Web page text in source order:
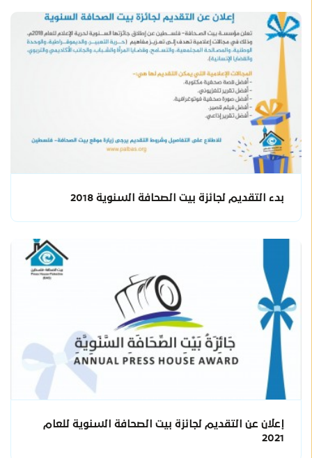
بدء التقديم لجائزة بيت الصحافة السنوية 2018
إعلان عن التقديم لجائزة بيت الصحافة السنوية للعام
2021